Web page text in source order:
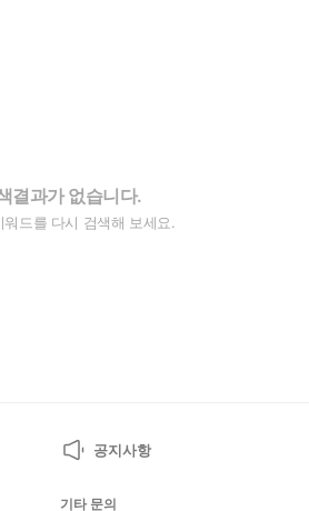
결과가 없습니다.
워드를 다시 검색해 보세요.
공지사항
기타 문의